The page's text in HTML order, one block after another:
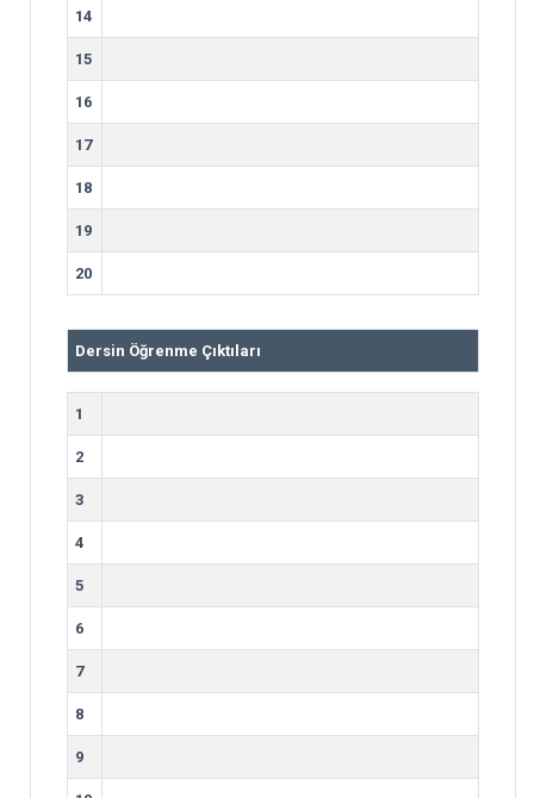
14
15
16
17
18
19
20
Dersin Öğrenme Çıktıları
1
2
3
4
5
6
7
8
9